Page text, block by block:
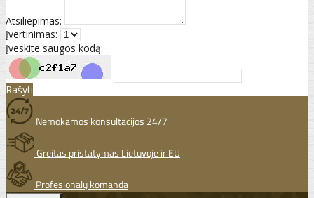
Atsiliepimas:
Įvertinimas:
Įveskite saugos kodą:
Rašyti
Nemokamos konsultacijos 24/7
Greitas pristatymas Lietuvoje ir EU
Profesionalų komanda